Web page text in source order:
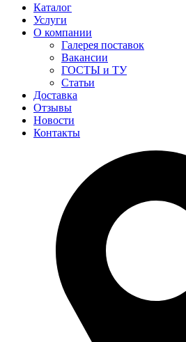
Каталог
Услуги
О компании
Галерея поставок
Вакансии
ГОСТЫ и ТУ
Статьи
Доставка
Отзывы
Новости
Контакты